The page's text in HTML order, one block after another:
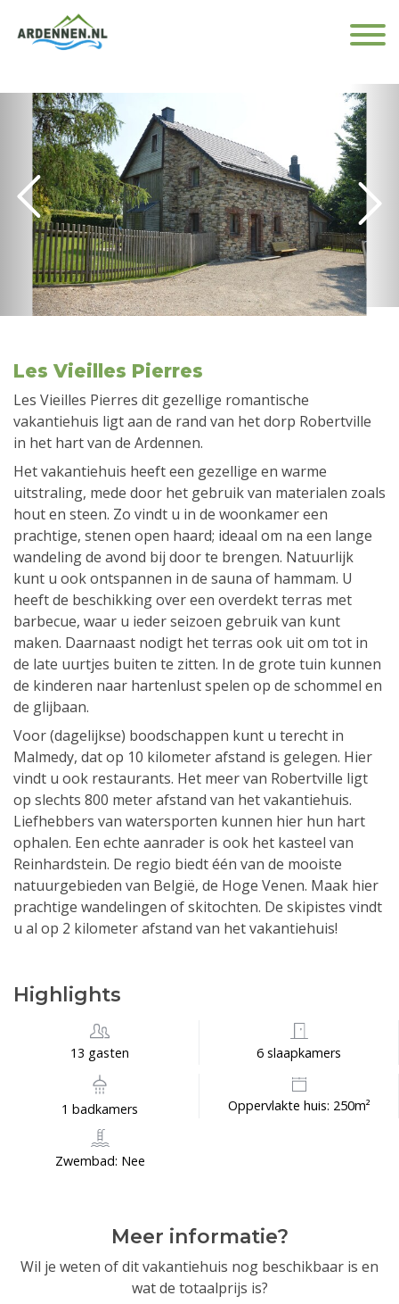
Les Vieilles Pierres
Les Vieilles Pierres dit gezellige romantische
vakantiehuis ligt aan de rand van het dorp Robertville
in het hart van de Ardennen.
Het vakantiehuis heeft een gezellige en warme
uitstraling, mede door het gebruik van materialen zoals
hout en steen. Zo vindt u in de woonkamer een
prachtige, stenen open haard; ideaal om na een lange
wandeling de avond bij door te brengen. Natuurlijk
kunt u ook ontspannen in de sauna of hammam. U
heeft de beschikking over een overdekt terras met
barbecue, waar u ieder seizoen gebruik van kunt
maken. Daarnaast nodigt het terras ook uit om tot in
de late uurtjes buiten te zitten. In de grote tuin kunnen
de kinderen naar hartenlust spelen op de schommel en
de glijbaan.
Voor (dagelijkse) boodschappen kunt u terecht in
Malmedy, dat op 10 kilometer afstand is gelegen. Hier
vindt u ook restaurants. Het meer van Robertville ligt
op slechts 800 meter afstand van het vakantiehuis.
Liefhebbers van watersporten kunnen hier hun hart
ophalen. Een echte aanrader is ook het kasteel van
Reinhardstein. De regio biedt één van de mooiste
natuurgebieden van België, de Hoge Venen. Maak hier
prachtige wandelingen of skitochten. De skipistes vindt
u al op 2 kilometer afstand van het vakantiehuis!
Highlights
13 gasten 6 slaapkamers
1 badkamers Oppervlakte huis: 250m²
Zwembad: Nee
Meer informatie?
Wil je weten of dit vakantiehuis nog beschikbaar is en
wat de totaalprijs is?